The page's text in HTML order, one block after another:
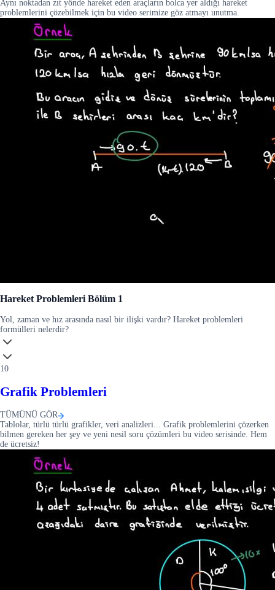
Aynı noktadan zıt yönde hareket eden araçların bolca yer aldığı hareket
problemlerini çözebilmek için bu video serimize göz atmayı unutma.
Hareket Problemleri Bölüm 1
Yol, zaman ve hız arasında nasıl bir ilişki vardır? Hareket problemleri
formülleri nelerdir?
10
Grafik Problemleri
TÜMÜNÜ GÖR
Tablolar, türlü türlü grafikler, veri analizleri... Grafik problemlerini çözerken
bilmen gereken her şey ve yeni nesil soru çözümleri bu video serisinde. Hem
de ücretsiz!